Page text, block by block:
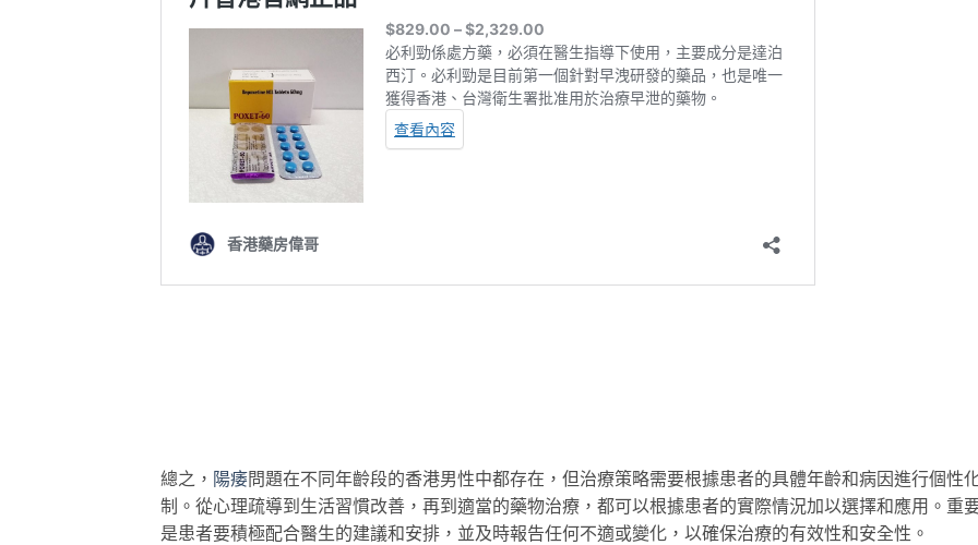
總之， 陽痿問題在不同年齡段的香港男性中都存在，但治療策略需要根據患者的具體年齡和病因進行個性
制。從心理疏導到生活習慣改善，再到適當的藥物治療，都可以根據患者的實際情況加以選擇和應用。重
是患者要積極配合醫生的建議和安排，並及時報告任何不適或變化，以確保治療的有效性和安全性。